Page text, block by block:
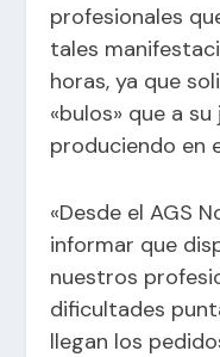
profesionales
tales
horas, ya que
«bulos» que a
produciendo en
«Desde el AGS
informar que
nuestros
dificultades
llegan los